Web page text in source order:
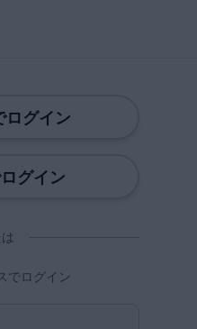
グイン
グイン
でログイン